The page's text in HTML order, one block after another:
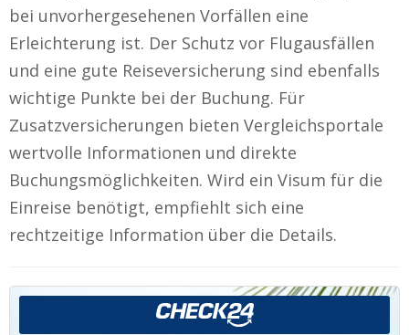
bei unvorhergesehenen Vorfällen eine
Erleichterung ist. Der Schutz vor Flugausfällen
und eine gute Reiseversicherung sind ebenfalls
wichtige Punkte bei der Buchung. Für
Zusatzversicherungen bieten Vergleichsportale
wertvolle Informationen und direkte
Buchungsmöglichkeiten. Wird ein Visum für die
Einreise benötigt, empfiehlt sich eine
rechtzeitige Information über die Details.